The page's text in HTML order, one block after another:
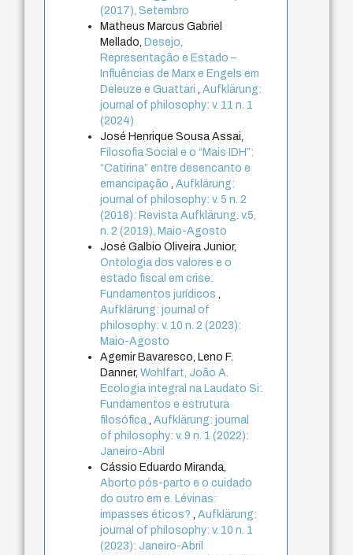
(2017), Setembro
Matheus Marcus Gabriel
Mellado, Desejo,
Representação e Estado –
Influências de Marx e Engels em
Deleuze e Guattari,Aufklärung:
journal of philosophy: v. 11 n. 1
(2024)
José Henrique Sousa Assai,
Filosofia Social e o “Mais IDH”:
“Catirina” entre desencanto e
emancipação,Aufklärung:
journal of philosophy: v. 5 n. 2
(2018): Revista Aufklärung. v.5,
n. 2 (2019), Maio-Agosto
José Galbio Oliveira Junior,
Ontologia dos valores e o
estado fiscal em crise:
Fundamentos jurídicos,
Aufklärung: journal of
philosophy: v. 10 n. 2 (2023):
Maio-Agosto
Agemir Bavaresco, Leno F.
Danner,Wohlfart, João A.
Ecologia integral na Laudato Si:
Fundamentos e estrutura
filosófica,Aufklärung: journal
of philosophy: v. 9 n. 1 (2022):
Janeiro-Abril
Cássio Eduardo Miranda,
Aborto pós-parto e o cuidado
do outro em e. Lévinas:
impasses éticos?,Aufklärung:
journal of philosophy: v. 10 n. 1
(2023): Janeiro-Abril